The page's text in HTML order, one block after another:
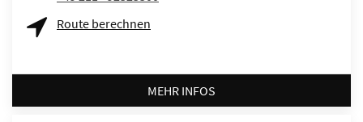
Route berechnen
MEHR INFOS